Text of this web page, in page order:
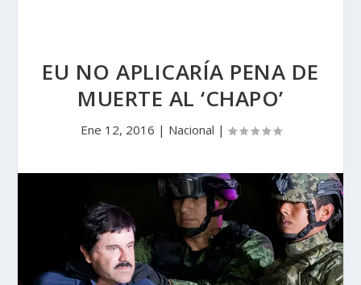
EU NO APLICARÍA PENA DE
MUERTE AL ‘CHAPO’
Ene 12, 2016 | Nacional |